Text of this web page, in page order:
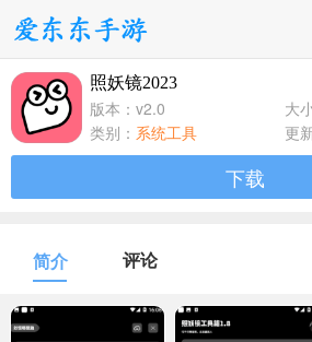
手游分类
卡牌回合
1百+款手游
1百+款手游
冒险解谜
照妖镜2023
版本：v2.0
大
类别： 系统工具 更
下载
简介 评论